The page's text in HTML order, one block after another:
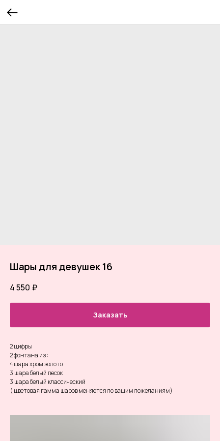
Шары для девушек 16
4 550 ₽
Заказать
2 цифры
2 фонтана из :
4 шара хром золото
3 шара белый песок
3 шара белый классический
( цветовая гамма шаров меняется по вашим пожеланиям)